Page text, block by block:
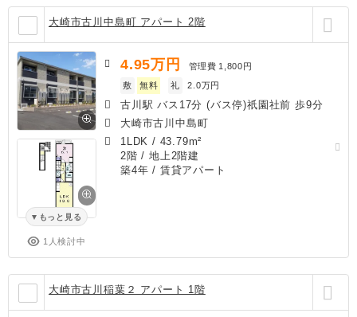
大崎市古川中島町 アパート 2階
もっと見る
1人検討中
4.95万円 管理費 1,800円
敷
無料 礼 2.0万円
古川駅 バス17分 (バス停)祇園社前 歩9分
大崎市古川中島町
1LDK / 43.79m²
2階 / 地上2階建
築4年 / 賃貸アパート
大崎市古川稲葉２ アパート 1階